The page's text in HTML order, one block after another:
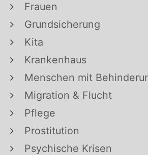
Frauen
Grundsicherung
Kita
Krankenhaus
Menschen mit
Migration & Flucht
Pflege
Prostitution
Psychische Krisen